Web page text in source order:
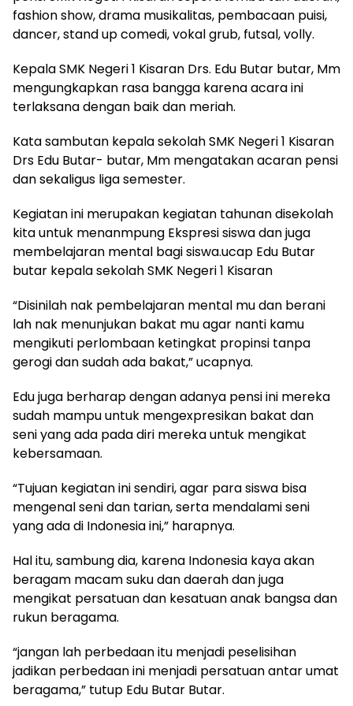
fashion show, drama musikalitas, pembacaan puisi,
dancer, stand up comedi, vokal grub, futsal, volly.
Kepala SMK Negeri 1 Kisaran Drs. Edu Butar butar, Mm
mengungkapkan rasa bangga karena acara ini
terlaksana dengan baik dan meriah.
Kata sambutan kepala sekolah SMK Negeri 1 Kisaran
Drs Edu Butar- butar, Mm mengatakan acaran pensi
dan sekaligus liga semester.
Kegiatan ini merupakan kegiatan tahunan disekolah
kita untuk menanmpung Ekspresi siswa dan juga
membelajaran mental bagi siswa.ucap Edu Butar
butar kepala sekolah SMK Negeri 1 Kisaran
“Disinilah nak pembelajaran mental mu dan berani
lah nak menunjukan bakat mu agar nanti kamu
mengikuti perlombaan ketingkat propinsi tanpa
gerogi dan sudah ada bakat,” ucapnya.
Edu juga berharap dengan adanya pensi ini mereka
sudah mampu untuk mengexpresikan bakat dan
seni yang ada pada diri mereka untuk mengikat
kebersamaan.
“Tujuan kegiatan ini sendiri, agar para siswa bisa
mengenal seni dan tarian, serta mendalami seni
yang ada di Indonesia ini,” harapnya.
Hal itu, sambung dia, karena Indonesia kaya akan
beragam macam suku dan daerah dan juga
mengikat persatuan dan kesatuan anak bangsa dan
rukun beragama.
“jangan lah perbedaan itu menjadi peselisihan
jadikan perbedaan ini menjadi persatuan antar umat
beragama,” tutup Edu Butar Butar.